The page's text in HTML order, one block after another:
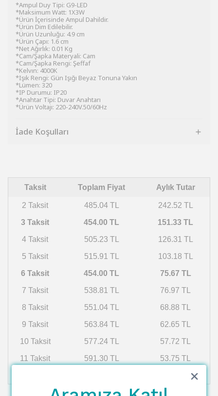
*Ampul Duy Tipi: G9-LED
*Maksimum Watt: 1X3W
*Ürün İçerisinde Ampul Dahildir.
*Ürün Dim Edilebilir.
*Ürün Uzunluğu: 4.9 cm
*Ürün Çapı: 1.6 cm
*Net Ağırlık: 0.01 Kg
*Cam/Şapka Materyali: Cam
*Cam/Şapka Rengi: Şeffaf
*Kelvın: 4000K
*Işık Rengi: Gün Işığı Beyaz Tonuna Yakın
*Lümen: 320
*IP Durumu: IP20
*Anahtar Tipi: Duvar Anahtarı
*Ürün Voltajı: 220-240V.50/60Hz
İade Koşulları
Taksit Toplam Fiyat Aylık Tutar
2 Taksit 485.04 TL 242.52 TL
3 Taksit 454.00 TL 151.33 TL
4 Taksit 505.23 TL 126.31 TL
5 Taksit 515.91 TL 103.18 TL
6 Taksit 454.00 TL 75.67 TL
7 Taksit 538.81 TL 76.97 TL
8 Taksit 551.04 TL 68.88 TL
9 Taksit 563.84 TL 62.65 TL
10 Taksit 577.24 TL 57.72 TL
11 Taksit 591.30 TL 53.75 TL